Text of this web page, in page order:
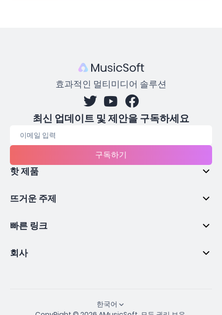
효과적인 멀티미디어 솔루션
최신 업데이트 및 제안을 구독하세요
구독하기
핫 제품
뜨거운 주제
빠른 링크
회사
한국어